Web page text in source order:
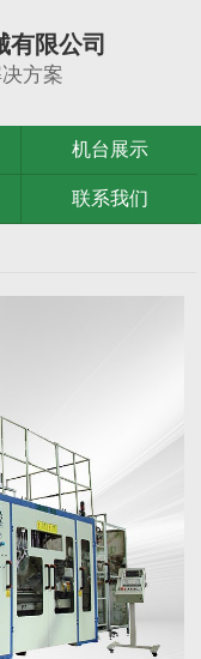
有限公司
方案
机台展示
联系我们